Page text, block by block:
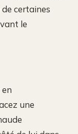
certaines
le
une